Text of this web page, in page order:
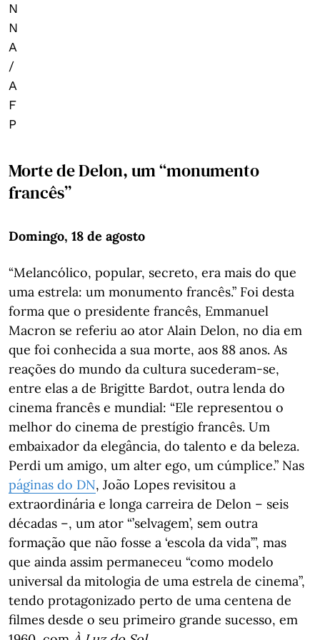
N
N
A
/
A
F
P
Morte de Delon, um “monumento
francês”
Domingo, 18 de agosto
“Melancólico, popular, secreto, era mais do que
uma estrela: um monumento francês.” Foi desta
forma que o presidente francês, Emmanuel
Macron se referiu ao ator Alain Delon, no dia em
que foi conhecida a sua morte, aos 88 anos. As
reações do mundo da cultura sucederam-se,
entre elas a de Brigitte Bardot, outra lenda do
cinema francês e mundial: “Ele representou o
melhor do cinema de prestígio francês. Um
embaixador da elegância, do talento e da beleza.
Perdi um amigo, um alter ego, um cúmplice.” Nas
páginas do DN, João Lopes revisitou a
extraordinária e longa carreira de Delon – seis
décadas –, um ator “’selvagem’, sem outra
formação que não fosse a ‘escola da vida’”, mas
que ainda assim permaneceu “como modelo
universal da mitologia de uma estrela de cinema”,
tendo protagonizado perto de uma centena de
filmes desde o seu primeiro grande sucesso, em